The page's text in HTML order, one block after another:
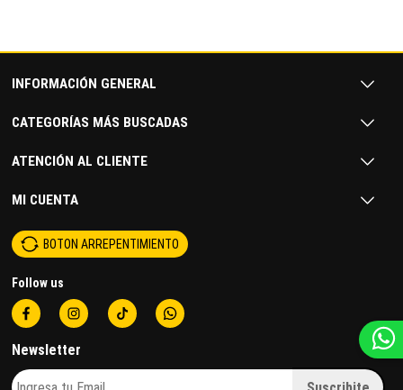
INFORMACIÓN GENERAL
CATEGORÍAS MÁS BUSCADAS
ATENCIÓN AL CLIENTE
MI CUENTA
BOTON ARREPENTIMIENTO
Follow us
Newsletter